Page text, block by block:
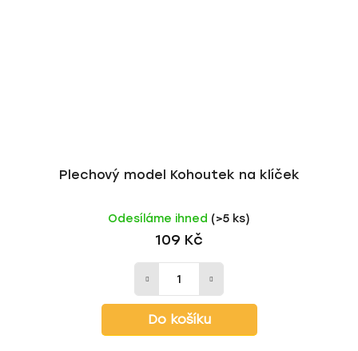
Plechový model Kohoutek na klíček
Odesíláme ihned (>5 ks)
109 Kč
Do košíku